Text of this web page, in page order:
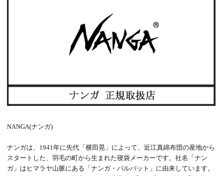
NANGA(ナンガ)
ナンガは、1941年に先代「横田晃」によって、近江真綿布団の産地から
スタートした、羽毛の町から生まれた寝袋メーカーです。社名「ナン
ガ」はヒマラヤ山脈にある「ナンガ・パルバット」に由来しています。